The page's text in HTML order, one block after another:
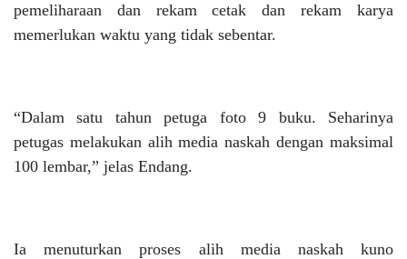
pemeliharaan dan rekam cetak dan rekam karya
memerlukan waktu yang tidak sebentar.
“Dalam satu tahun petuga foto 9 buku. Seharinya
petugas melakukan alih media naskah dengan maksimal
100 lembar,” jelas Endang.
Ia menuturkan proses alih media naskah kuno